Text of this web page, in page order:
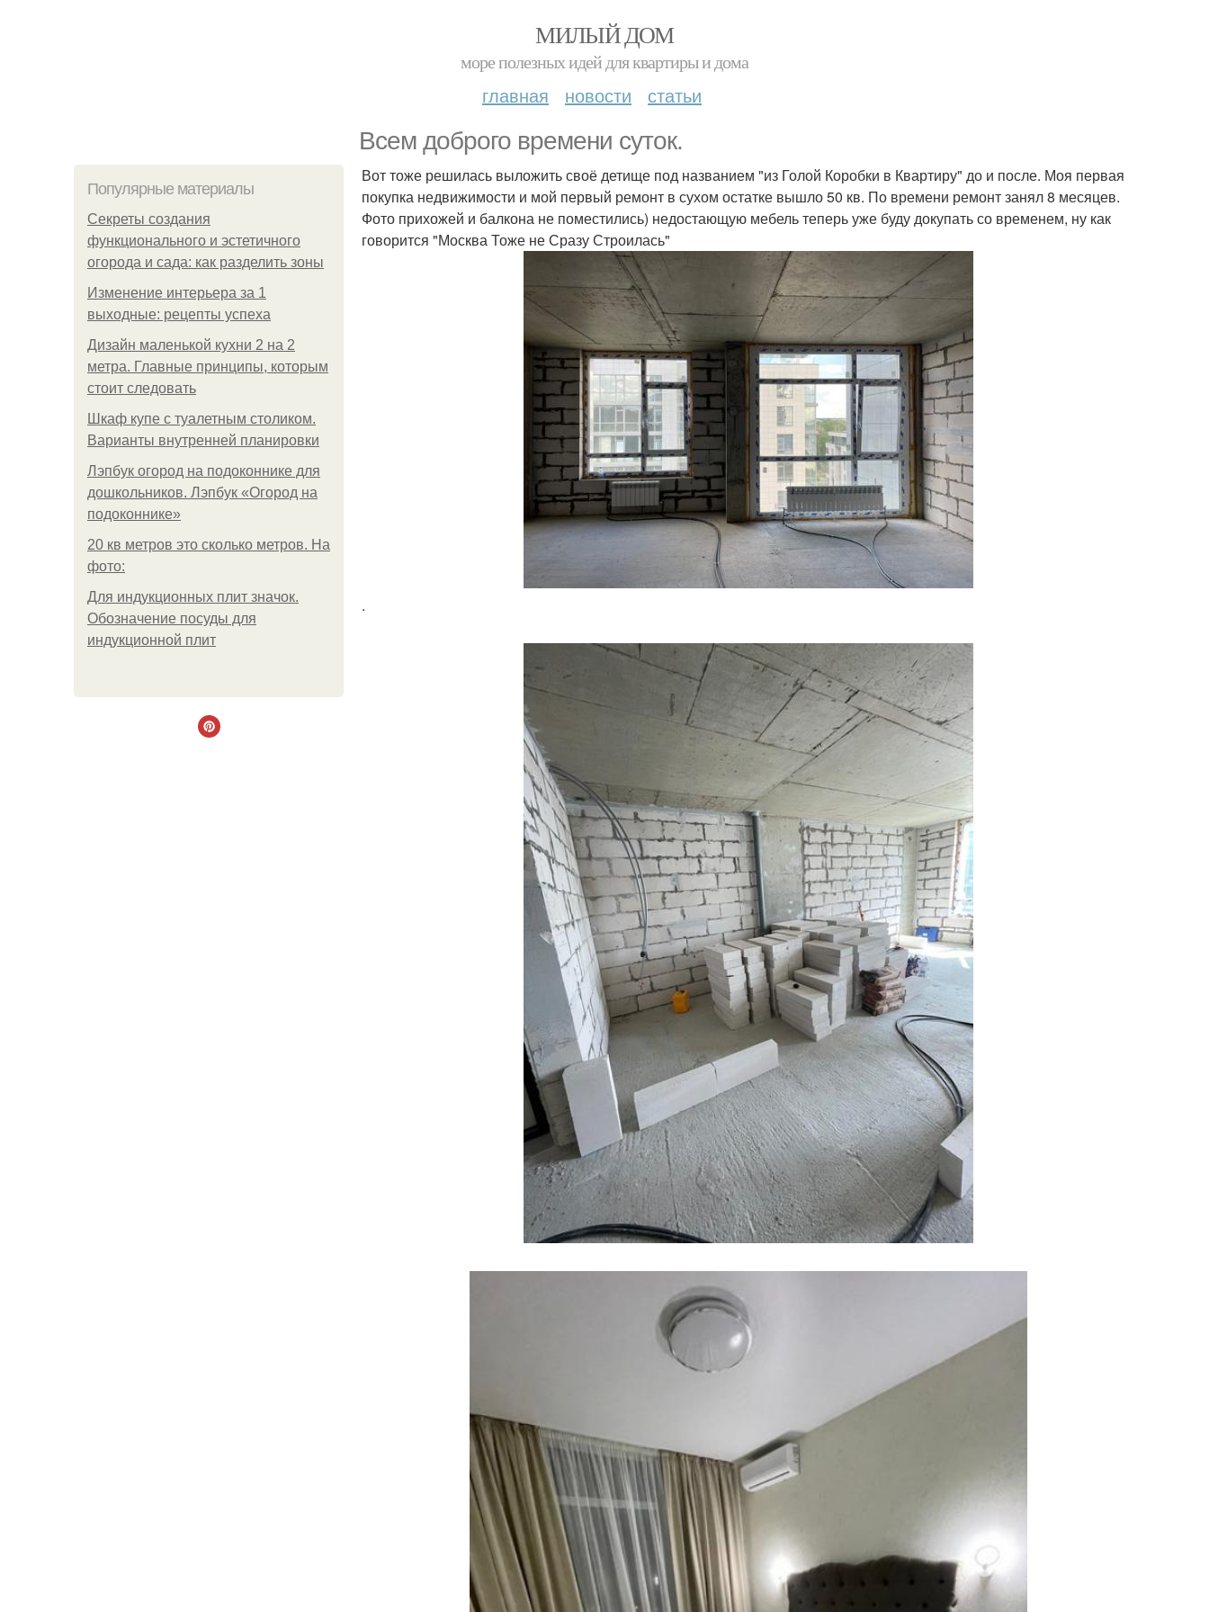
МИЛЫЙ ДОМ
море полезных идей для квартиры и дома
главная новости статьи
Всем доброго времени суток.
Популярные материалы
Секреты создания
функционального и эстетичного
огорода и сада: как разделить зоны
Изменение интерьера за 1
выходные: рецепты успеха
Дизайн маленькой кухни 2 на 2
метра. Главные принципы, которым
стоит следовать
Шкаф купе с туалетным столиком.
Варианты внутренней планировки
Лэпбук огород на подоконнике для
дошкольников. Лэпбук «Огород на
подоконнике»
20 кв метров это сколько метров. На
фото:
Для индукционных плит значок.
Обозначение посуды для
индукционной плит
Вот тоже решилась выложить своё детище под названием "из Голой Коробки в Квартиру" до и после. Моя первая
покупка недвижимости и мой первый ремонт в сухом остатке вышло 50 кв. По времени ремонт занял 8 месяцев.
Фото прихожей и балкона не поместились) недостающую мебель теперь уже буду докупать со временем, ну как
говорится "Москва Тоже не Сразу Строилась"
.